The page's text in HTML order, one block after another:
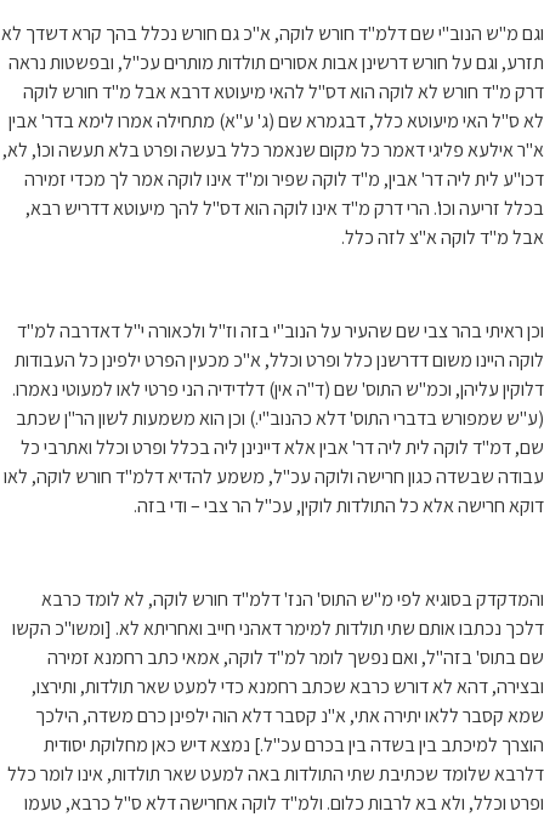
וגם מ"ש הנוב"י שם דלמ"ד חורש לוקה, א"כ גם חורש נכלל בהך קרא דשדך לא
תזרע, וגם על חורש דרשינן אבות אסורים תולדות מותרים עכ"ל, ובפשטות נראה
דרק מ"ד חורש לא לוקה הוא דס"ל להאי מיעוטא דרבא אבל מ"ד חורש לוקה
לא ס"ל האי מיעוטא כלל, דבגמרא שם (ג' ע"א) מתחילה אמרו לימא בדר' אבין
א"ר אילעא פליגי דאמר כל מקום שנאמר כלל בעשה ופרט בלא תעשה וכו', לא,
דכו"ע לית ליה דר' אבין, מ"ד לוקה שפיר ומ"ד אינו לוקה אמר לך מכדי זמירה
בכלל זריעה וכו'. הרי דרק מ"ד אינו לוקה הוא דס"ל להך מיעוטא דדריש רבא,
אבל מ"ד לוקה א"צ לזה כלל.
וכן ראיתי בהר צבי שם שהעיר על הנוב"י בזה וז"ל ולכאורה י"ל דאדרבה למ"ד
לוקה היינו משום דדרשנן כלל ופרט וכלל, א"כ מכעין הפרט ילפינן כל העבודות
דלוקין עליהן, וכמ"ש התוס' שם (ד"ה אין) דלדידיה הני פרטי לאו למעוטי נאמרו.
(ע"ש שמפורש בדברי התוס' דלא כהנוב"י.) וכן הוא משמעות לשון הר"ן שכתב
שם, דמ"ד לוקה לית ליה דר' אבין אלא דיינינן ליה בכלל ופרט וכלל ואתרבי כל
עבודה שבשדה כגון חרישה ולוקה עכ"ל, משמע להדיא דלמ"ד חורש לוקה, לאו
דוקא חרישה אלא כל התולדות לוקין, עכ"ל הר צבי – ודי בזה.
והמדקדק בסוגיא לפי מ"ש התוס' הנז' דלמ"ד חורש לוקה, לא לומד כרבא
דלכך נכתבו אותם שתי תולדות למימר דאהני חייב ואחריתא לא. [ומשו"כ הקשו
שם בתוס' בזה"ל, ואם נפשך לומר למ"ד לוקה, אמאי כתב רחמנא זמירה
ובצירה, דהא לא דורש כרבא שכתב רחמנא כדי למעט שאר תולדות, ותירצו,
שמא קסבר ללאו יתירה אתי, א"נ קסבר דלא הוה ילפינן כרם משדה, הילכך
הוצרך למיכתב בין בשדה בין בכרם עכ"ל.] נמצא דיש כאן מחלוקת יסודית
דלרבא שלומד שכתיבת שתי התולדות באה למעט שאר תולדות, אינו לומר כלל
ופרט וכלל, ולא בא לרבות כלום. ולמ"ד לוקה אחרישה דלא ס"ל כרבא, טעמו